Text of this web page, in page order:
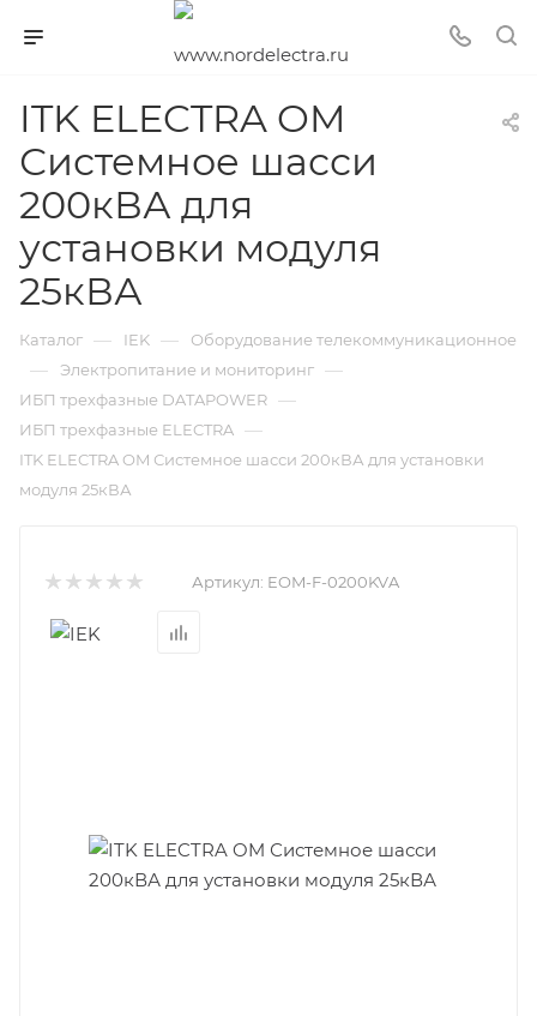
ITK ELECTRA OM
Системное шасси
200кВА для
установки модуля
25кВА
Каталог — IEK — Оборудование телекоммуникационное
— Электропитание и мониторинг —
ИБП трехфазные DATAPOWER —
ИБП трехфазные ELECTRA —
ITK ELECTRA OM Системное шасси 200кВА для установки
модуля 25кВА
Артикул: EOM-F-0200KVA